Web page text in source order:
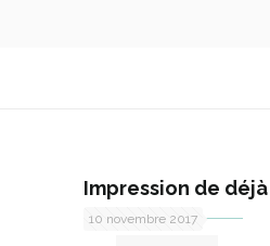
10 novembre 2017
Impression de déjà